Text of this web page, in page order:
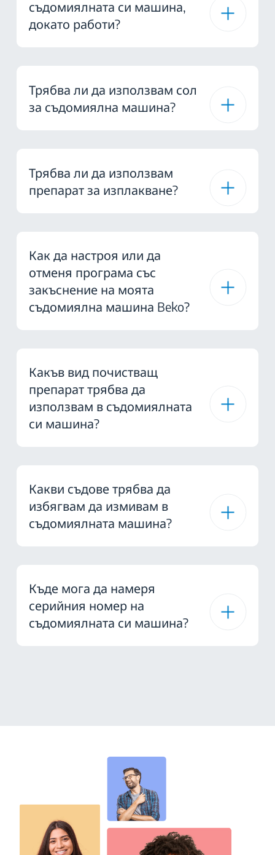
съдомиялната си машина,
докато работи?
Трябва ли да използвам сол
за съдомиялна машина?
Трябва ли да използвам
препарат за изплакване?
Как да настроя или да
отменя програма със
закъснение на моята
съдомиялна машина Beko?
Какъв вид почистващ
препарат трябва да
използвам в съдомиялната
си машина?
Какви съдове трябва да
избягвам да измивам в
съдомиялната машина?
Къде мога да намеря
серийния номер на
съдомиялната си машина?